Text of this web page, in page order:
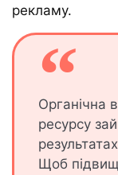
рекламу.
Органічна
ресурсу
Щоб